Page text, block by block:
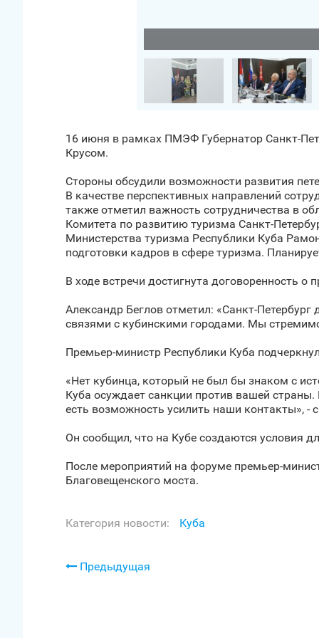
16 июня в рамках ПМЭФ Губернатор
Крусом.
Стороны обсудили возможности развития
В качестве перспективных направлений
также отметил важность сотрудничества в
Комитета по развитию туризма
Министерства туризма Республики Куба
подготовки кадров в сфере туризма.
В ходе встречи достигнута договоренность о
Александр Беглов отметил:
связями с кубинскими городами. Мы
Премьер-министр Республики Куба
«Нет кубинца, который не был бы знаком с
Куба осуждает санкции против вашей
есть возможность усилить наши контакты», -
Он сообщил, что на Кубе создаются условия
После мероприятий на форуме премьер-
Благовещенского моста.
Категория новости: Куба
Предыдущая